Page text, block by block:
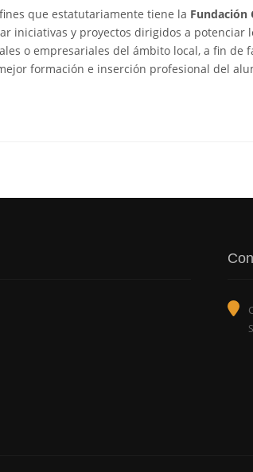
que estatutariamente tiene la Fundación
iniciativas y proyectos dirigidos a potenciar
o empresariales del ámbito local, a fin de
formación e inserción profesional del